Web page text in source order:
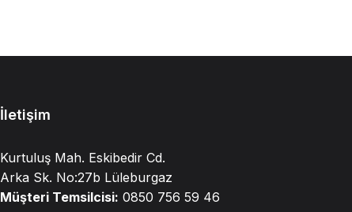
İletişim
Kurtuluş Mah. Eskibedir Cd.
Arka Sk. No:27b Lüleburgaz
Müşteri Temsilcisi: 0850 756 59 46